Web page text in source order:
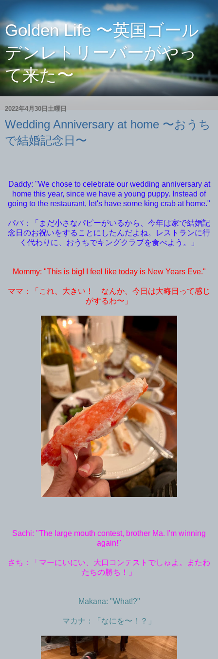
Golden Life 〜英国ゴール
デンレトリーバーがやっ
て来た〜
2022年4月30日土曜日
Wedding Anniversary at home 〜おうち
で結婚記念日〜
Daddy: "We chose to celebrate our wedding anniversary at
home this year, since we have a young puppy. Instead of
going to the restaurant, let's have some king crab at home."
パパ：「まだ小さなパピーがいるから、今年は家で結婚記
念日のお祝いをすることにしたんだよね。レストランに行
く代わりに、おうちでキングクラブを食べよう。」
Mommy: "This is big! I feel like today is New Years Eve."
ママ：「これ、大きい！ なんか、今日は大晦日って感じ
がするわ〜」
Sachi: "The large mouth contest, brother Ma. I'm winning
again!"
さち：「マーにいにい、大口コンテストでしゅよ。またわ
たちの勝ち！」
Makana: "What!?"
マカナ：「なにを〜！？」